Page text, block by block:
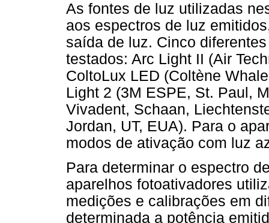
As fontes de luz utilizadas
aos espectros de luz
saída de luz. Cinco
testados: Arc Light II (Air
ColtoLux LED (Coltène
Light 2 (3M ESPE, St. Paul,
Vivadent, Schaan,
Jordan, UT, EUA). Para o
modos de ativação com luz
Para determinar o espectro
aparelhos fotoativadores
medições e calibrações em
determinada a potência